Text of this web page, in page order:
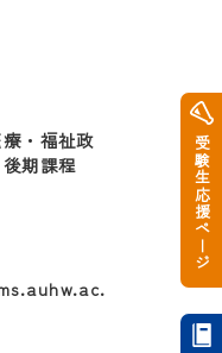
・福祉政
期課程
受験生応援ページ